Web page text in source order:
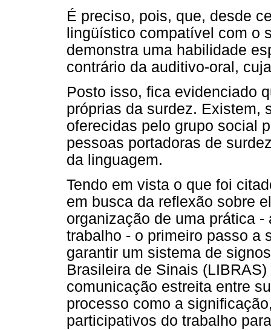
É preciso, pois, que, desde
lingüístico compatível com o
demonstra uma habilidade
contrário da auditivo-oral,
Posto isso, fica evidenciado
próprias da surdez. Existem,
oferecidas pelo grupo social
pessoas portadoras de
da linguagem.
Tendo em vista o que foi
em busca da reflexão sobre
organização de uma prática
trabalho - o primeiro passo a
garantir um sistema de
Brasileira de Sinais
comunicação estreita entre
processo como a
participativos do trabalho